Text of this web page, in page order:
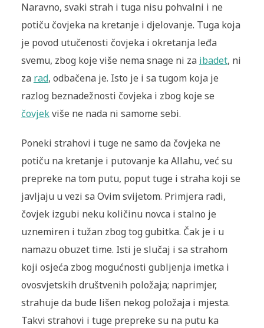
Naravno, svaki strah i tuga nisu pohvalni i ne
potiču čovjeka na kretanje i djelovanje. Tuga koja
je povod utučenosti čovjeka i okretanja leđa
svemu, zbog koje više nema snage ni za ibadet, ni
za rad, odbačena je. Isto je i sa tugom koja je
razlog beznadežnosti čovjeka i zbog koje se
čovjekviše ne nada ni samome sebi.
Poneki strahovi i tuge ne samo da čovjeka ne
potiču na kretanje i putovanje ka Allahu, već su
prepreke na tom putu, poput tuge i straha koji se
javljaju u vezi sa Ovim svijetom. Primjera radi,
čovjek izgubi neku količinu novca i stalno je
uznemiren i tužan zbog tog gubitka. Čak je i u
namazu obuzet time. Isti je slučaj i sa strahom
koji osjeća zbog mogućnosti gubljenja imetka i
ovosvjetskih društvenih položaja; naprimjer,
strahuje da bude lišen nekog položaja i mjesta.
Takvi strahovi i tuge prepreke su na putu ka